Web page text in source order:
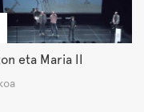
eta Maria II